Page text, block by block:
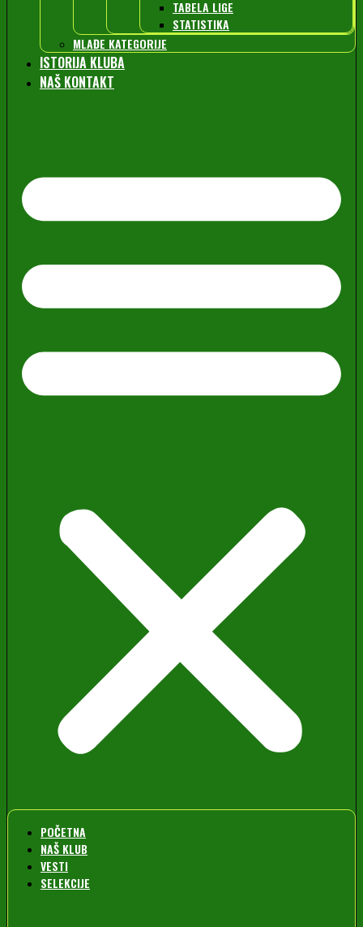
TABELA LIGE
STATISTIKA
MLAĐE KATEGORIJE
ISTORIJA KLUBA
NAŠ KONTAKT
POČETNA
NAŠ KLUB
VESTI
SELEKCIJE